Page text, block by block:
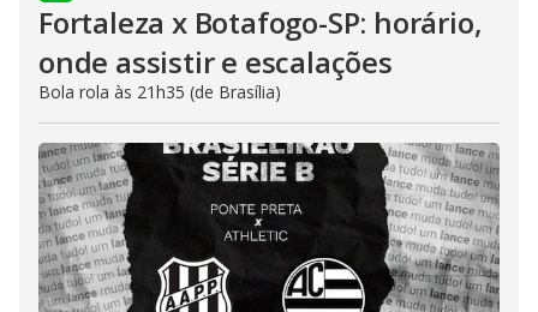
Fortaleza x Botafogo-SP: horário,
onde assistir e escalações
Bola rola às 21h35 (de Brasília)